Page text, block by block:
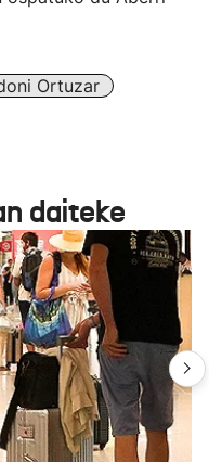
Ortuzar
daiteke